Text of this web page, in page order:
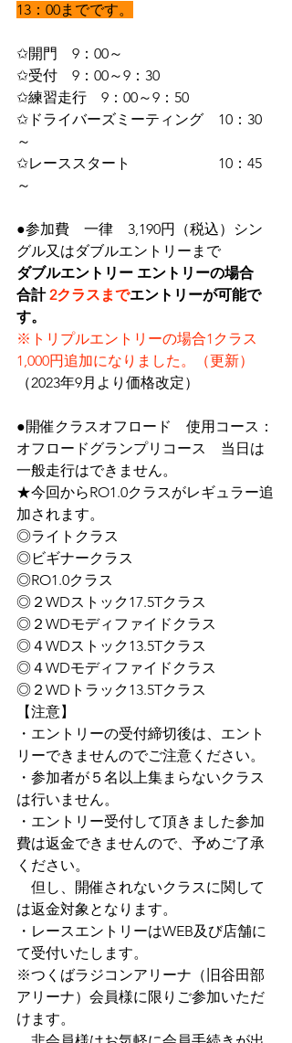
13：00までです。
✩開門　9：00～
✩受付　9：00～9：30
✩練習走行　9：00～9：50
✩ドライバーズミーティング　10：30
～
✩レーススタート　　　　　　10：45
～
●参加費　一律　3,190円（税込）シン
グル又はダブルエントリーまで
ダブルエントリー エントリーの場合
合計 2クラスまでエントリーが可能で
す。
※トリプルエントリーの場合1クラス
1,000円追加になりました。（更新）
（2023年9月より価格改定）
●開催クラスオフロード　使用コース：
オフロードグランプリコース　当日は
一般走行はできません。
★今回からRO1.0クラスがレギュラー追
加されます。
◎ライトクラス
◎ビギナークラス
◎RO1.0クラス
◎２WDストック17.5Tクラス
◎２WDモディファイドクラス
◎４WDストック13.5Tクラス
◎４WDモディファイドクラス
◎２WDトラック13.5Tクラス
【注意】
・エントリーの受付締切後は、エント
リーできませんのでご注意ください。
・参加者が５名以上集まらないクラス
は行いません。
・エントリー受付して頂きました参加
費は返金できませんので、予めご了承
ください。
但し、開催されないクラスに関して
は返金対象となります。
・レースエントリーはWEB及び店舗に
て受付いたします。
※つくばラジコンアリーナ（旧谷田部
アリーナ）会員様に限りご参加いただ
けます。